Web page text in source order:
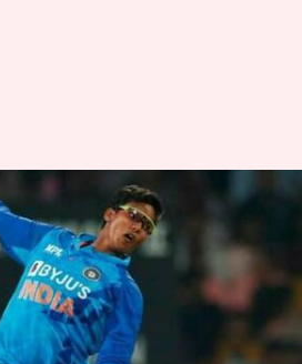
అదరగొట్టిన
Jan 20, 2023 05:06 pm